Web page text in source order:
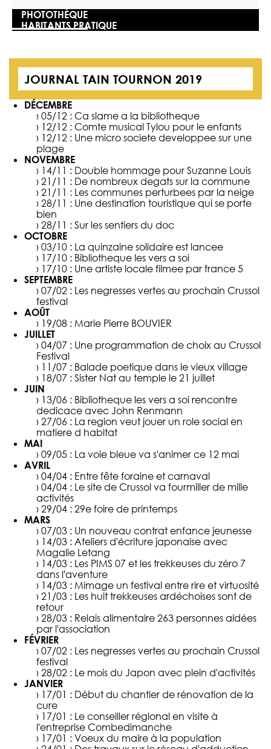
PHOTOTHÈQUE
HABITANTS PRATIQUE
JOURNAL TAIN TOURNON 2019
DÉCEMBRE
› 05/12 : Ca slame a la bibliotheque
› 12/12 : Comte musical Tylou pour le enfants
› 12/12 : Une micro societe developpee sur une
plage
NOVEMBRE
› 14/11 : Double hommage pour Suzanne Louis
› 21/11 : De nombreux degats sur la commune
› 21/11 : Les communes perturbees par la neige
› 28/11 : Une destination touristique qui se porte
bien
› 28/11 : Sur les sentiers du doc
OCTOBRE
› 03/10 : La quinzaine solidaire est lancee
› 17/10 : Bibliotheque les vers a soi
› 17/10 : Une artiste locale filmee par france 5
SEPTEMBRE
› 07/02 : Les negresses vertes au prochain Crussol
festival
AOÛT
› 19/08 : Marie Pierre BOUVIER
JUILLET
› 04/07 : Une programmation de choix au Crussol
Festival
› 11/07 : Balade poetique dans le vieux village
› 18/07 : Sister Nat au temple le 21 juillet
JUIN
› 13/06 : Bibliotheque les vers a soi rencontre
dedicace avec John Renmann
› 27/06 : La region veut jouer un role social en
matiere d habitat
MAI
› 09/05 : La voie bleue va s'animer ce 12 mai
AVRIL
› 04/04 : Entre fête foraine et carnaval
› 04/04 : Le site de Crussol va fourmiller de mille
activités
› 29/04 : 29e foire de printemps
MARS
› 07/03 : Un nouveau contrat enfance jeunesse
› 14/03 : Ateliers d'écriture japonaise avec
Magalie Letang
› 14/03 : Les PIMS 07 et les trekkeuses du zéro 7
dans l'aventure
› 14/03 : Mimage un festival entre rire et virtuosité
› 21/03 : Les huit trekkeuses ardéchoises sont de
retour
› 28/03 : Relais alimentaire 263 personnes aidées
par l'association
FÉVRIER
› 07/02 : Les negresses vertes au prochain Crussol
festival
› 28/02 : Le mois du Japon avec plein d'activités
JANVIER
› 17/01 : Début du chantier de rénovation de la
cure
› 17/01 : Le conseiller régional en visite à
l'entreprise Combedimanche
› 17/01 : Voeux du maire à la population